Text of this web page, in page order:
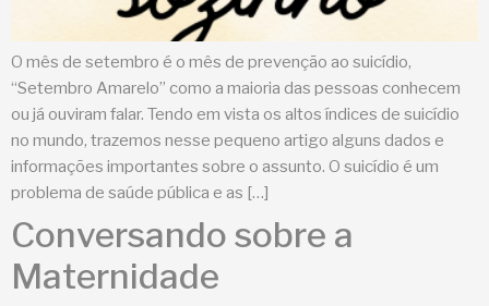
O mês de setembro é o mês de prevenção ao suicídio,
“Setembro Amarelo” como a maioria das pessoas conhecem
ou já ouviram falar. Tendo em vista os altos índices de suicídio
no mundo, trazemos nesse pequeno artigo alguns dados e
informações importantes sobre o assunto. O suicídio é um
problema de saúde pública e as […]
Conversando sobre a
Maternidade